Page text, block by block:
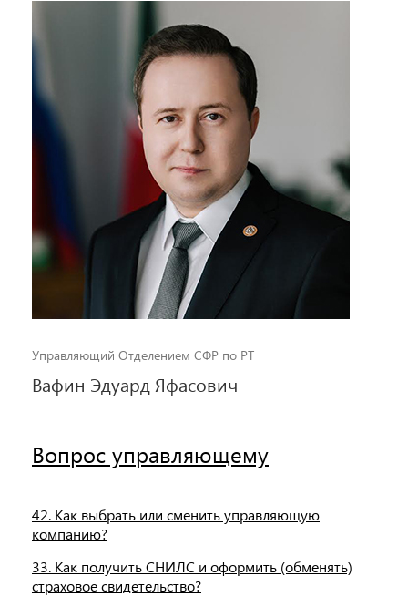
Управляющий Отделением СФР по РТ
Вафин Эдуард Яфасович
Вопрос управляющему
42. Как выбрать или сменить управляющую
компанию?
33. Как получить СНИЛС и оформить (обменять)
страховое свидетельство?